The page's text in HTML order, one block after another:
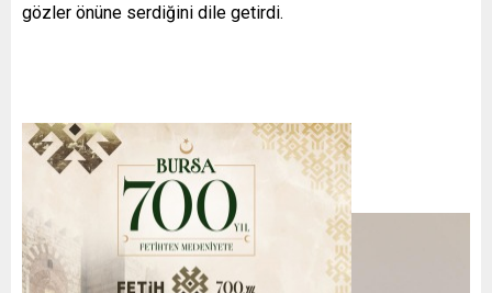
gözler önüne serdiğini dile getirdi.